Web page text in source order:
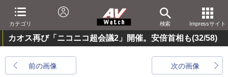
カテゴリ 検索 Impressサイト
カオス再び「ニコニコ超会議2」開催。安倍首相も(32/58)
前の画像 次の画像